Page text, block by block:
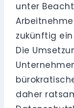
unter
zukünftig
Die
daher